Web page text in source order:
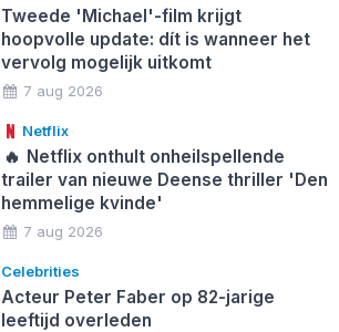
Tweede 'Michael'-film krijgt
hoopvolle update: dít is wanneer het
vervolg mogelijk uitkomt
7 aug 2026
Netflix
🔥 Netflix onthult onheilspellende
trailer van nieuwe Deense thriller 'Den
hemmelige kvinde'
7 aug 2026
Celebrities
Acteur Peter Faber op 82-jarige
leeftijd overleden